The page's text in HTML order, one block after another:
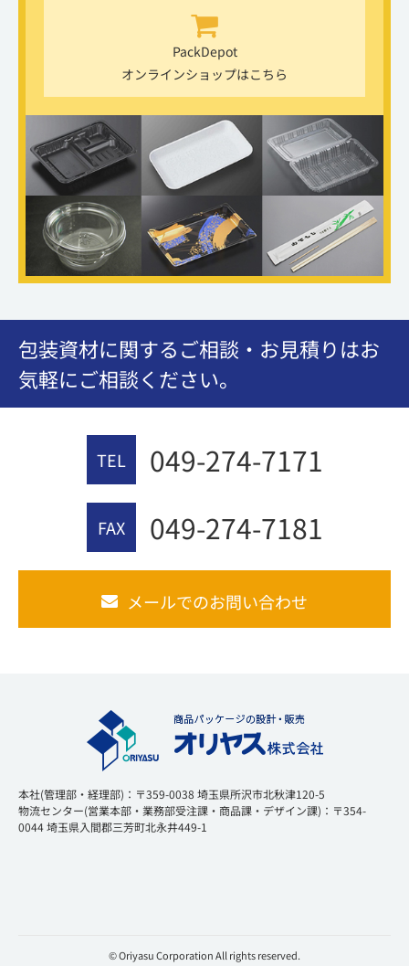
PackDepot
オンラインショップはこちら
包装資材に関するご相談・お見積りはお
気軽にご相談ください。
TEL 049-274-7171
FAX 049-274-7181
メールでのお問い合わせ
本社(管理部・経理部)：〒359-0038 埼玉県所沢市北秋津120-5
物流センター(営業本部・業務部受注課・商品課・デザイン課)：〒354-
0044 埼玉県入間郡三芳町北永井449-1
© Oriyasu Corporation All rights reserved.